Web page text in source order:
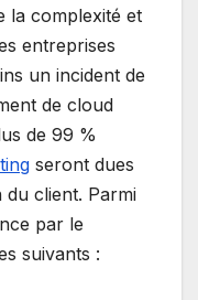
la complexité et
entreprises
un incident de
de cloud
de 99 %
seront dues
client. Parmi
par le
suivants :